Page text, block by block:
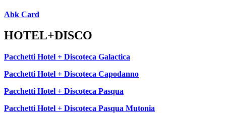
Abk Card
HOTEL+DISCO
Pacchetti Hotel + Discoteca Galactica
Pacchetti Hotel + Discoteca Capodanno
Pacchetti Hotel + Discoteca Pasqua
Pacchetti Hotel + Discoteca Pasqua Mutonia